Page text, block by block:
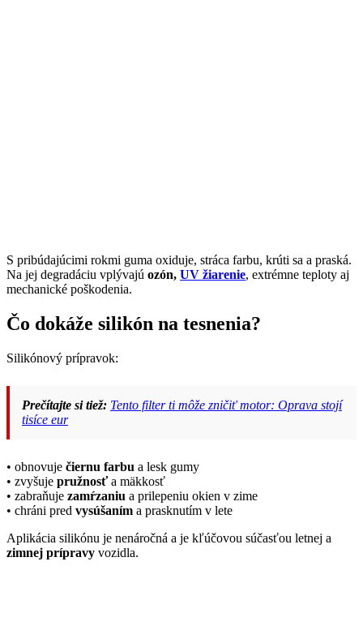
S pribúdajúcimi rokmi guma oxiduje, stráca farbu, krúti sa a praská.
Na jej degradáciu vplývajú ozón, UV žiarenie, extrémne teploty aj
mechanické poškodenia.
Čo dokáže silikón na tesnenia?
Silikónový prípravok:
Prečítajte si tiež: Tento filter ti môže zničiť motor: Oprava stojí
tisíce eur
• obnovuje čiernu farbu a lesk gumy
• zvyšuje pružnosťa mäkkosť
• zabraňuje zamŕzaniu a prilepeniu okien v zime
• chráni pred vysúšaním a prasknutím v lete
Aplikácia silikónu je nenáročná a je kľúčovou súčasťou letnej a
zimnej prípravy vozidla.